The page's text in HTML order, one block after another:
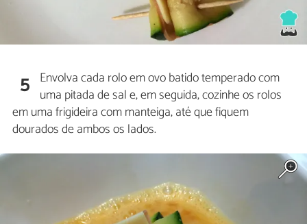
5 Envolva cada rolo em ovo batido temperado com
uma pitada de sal e, em seguida, cozinhe os rolos
em uma frigideira com manteiga, até que fiquem
dourados de ambos os lados.